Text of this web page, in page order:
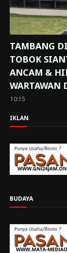
TAMBANG
TOBOK
ANCAM &
WARTAWAN
10:15
IKLAN
BUDAYA